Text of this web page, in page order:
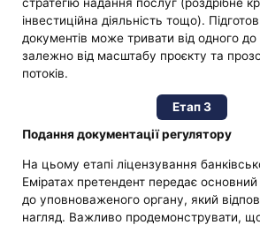
стратегію надання послуг (роздрібне
інвестиційна діяльність тощо).
документів може тривати від одного до
залежно від масштабу проєкту та
потоків.
Етап 3
Подання документації регулятору
На цьому етапі ліцензування
Еміратах претендент передає
до уповноваженого органу, який
нагляд. Важливо продемонструвати,